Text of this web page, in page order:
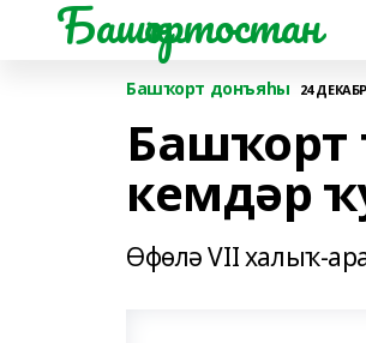
Башҡортостан
Башҡорт донъяһы 24
кемдәр
Өфөлә VII халыҡ-